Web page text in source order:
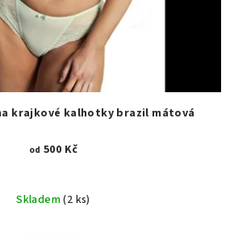
krajkové kalhotky brazil mátová
od 500 Kč
Skladem(2 ks)